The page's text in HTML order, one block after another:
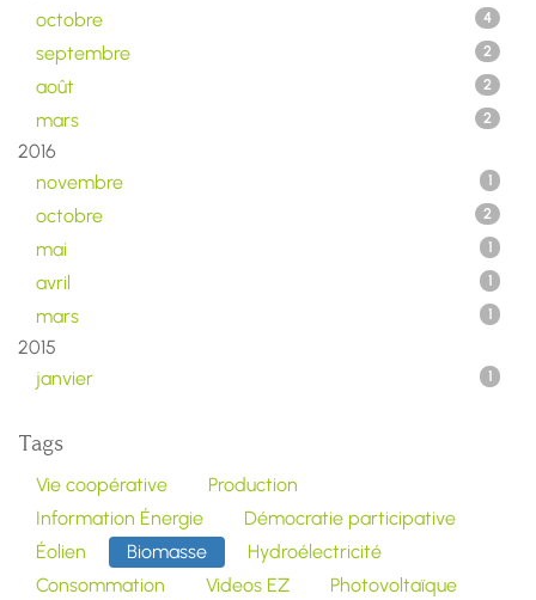
octobre
4
septembre 2
août 2
mars 2
2016
novembre
1
octobre 2
mai 1
avril 1
mars 1
2015
janvier
1
Tags
Vie coopérative
Production
Information Énergie
Démocratie participative
Éolien
Biomasse
Hydroélectricité
Consommation
Videos EZ
Photovoltaïque